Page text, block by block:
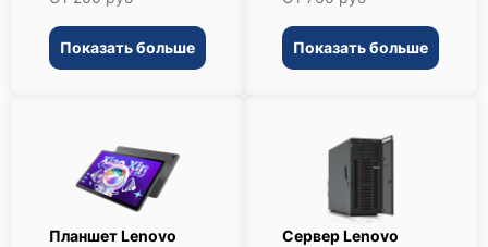
Показать больше Показать больше
Планшет Lenovo
Сервер Lenovo